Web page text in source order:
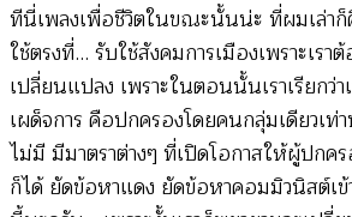
ทีนี่เพลงเพื่อชีวิตในขณะนั้นน่ะ ที่ผมเล่า
ใช้ตรงที่… รับใช้สังคมการเมืองเพราะเราต้
เปลี่ยนแปลง เพราะในตอนนั้นเราเรียกว่
เผด็จการ คือปกครองโดยคนกลุ่มเดียวเ
ไม่มี มีมาตราต่างๆ ที่เปิดโอกาสให้ผู้ปกคร
ก็ได้ ยัดข้อหาแดง ยัดข้อหาคอมมิวนิสต์เข้